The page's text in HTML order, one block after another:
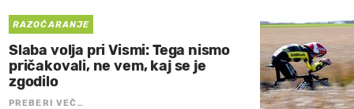
RAZOČARANJE
Slaba volja pri Vismi: Tega nismo
pričakovali, ne vem, kaj se je
zgodilo
PREBERI VEČ…